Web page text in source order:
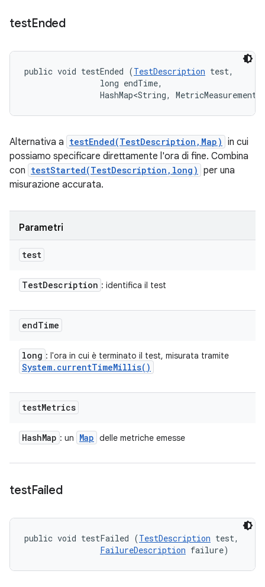
testEnded
public void testEnded (TestDescription test,
                long endTime,
HashMap<String,
Alternativa a testEnded(TestDescription,Map) in cui
possiamo specificare direttamente l'ora di fine. Combina
con testStarted(TestDescription,long) per una
misurazione accurata.
Parametri
test
TestDescription : identifica il test
endTime
long : l'ora in cui è terminato il test, misurata tramite
System. currentTimeMillis( )
testMetrics
HashMap : un Map delle metriche emesse
testFailed
public void testFailed (TestDescription test,
FailureDescription failure)